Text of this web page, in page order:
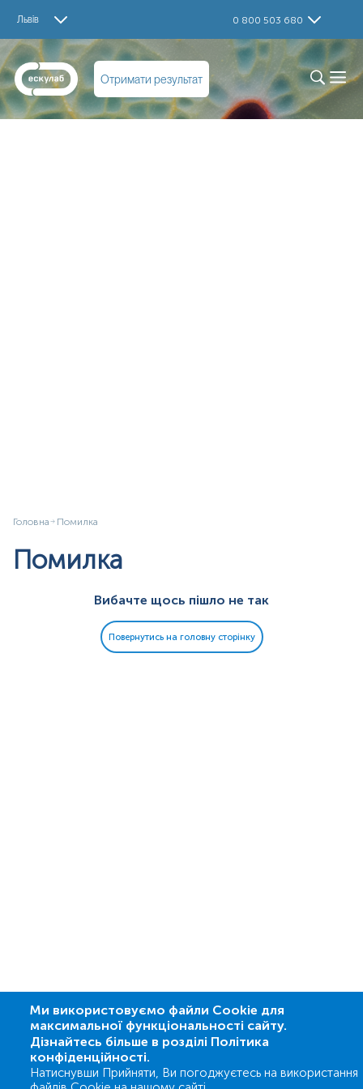
Львів 0 800 503 680
Отримати результат
Головна Помилка
Помилка
Вибачте щось пішло не так
Повернутись на головну сторінку
Ми використовуємо файли Cookie для
максимальної функціональності сайту.
Дізнайтесь більше в розділі Політика
конфіденційності.
Натиснувши Прийняти, Ви погоджуєтесь на використання